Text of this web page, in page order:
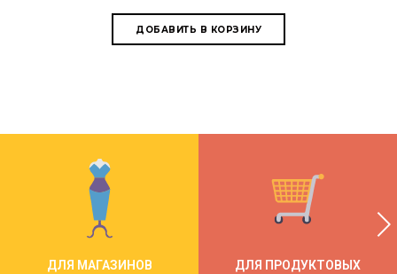
ДЛЯ МАГАЗИНОВ
ДЛЯ ПРОДУКТОВЫХ